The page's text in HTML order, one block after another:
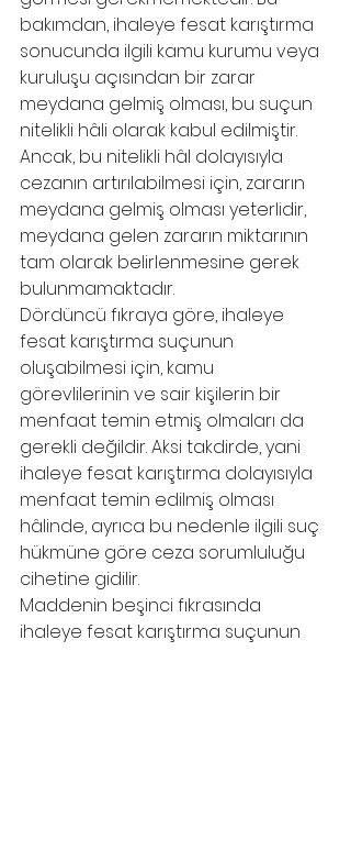
bakımdan, ihaleye fesat karıştırma
sonucunda ilgili kamu kurumu veya
kuruluşu açısından bir zarar
meydana gelmiş olması, bu suçun
nitelikli hâli olarak kabul edilmiştir.
Ancak, bu nitelikli hâl dolayısıyla
cezanın artırılabilmesi için, zararın
meydana gelmiş olması yeterlidir,
meydana gelen zararın miktarının
tam olarak belirlenmesine gerek
bulunmamaktadır.
Dördüncü fıkraya göre, ihaleye
fesat karıştırma suçunun
oluşabilmesi için, kamu
görevlilerinin ve sair kişilerin bir
menfaat temin etmiş olmaları da
gerekli değildir. Aksi takdirde, yani
ihaleye fesat karıştırma dolayısıyla
menfaat temin edilmiş olması
hâlinde, ayrıca bu nedenle ilgili suç
hükmüne göre ceza sorumluluğu
cihetine gidilir.
Maddenin beşinci fıkrasında
ihaleye fesat karıştırma suçunun